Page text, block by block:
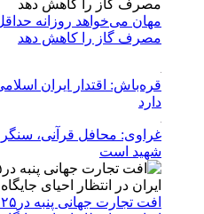
مهان می‌خواهد روزانه
مصرف گاز را کاهش دهد
قره‌باش: اقتدار ایران
دارد
غراوی: محافل قرآنی،
شهید است